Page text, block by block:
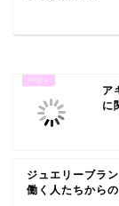
ア
に
ジュエリーブラ
働く人たちから